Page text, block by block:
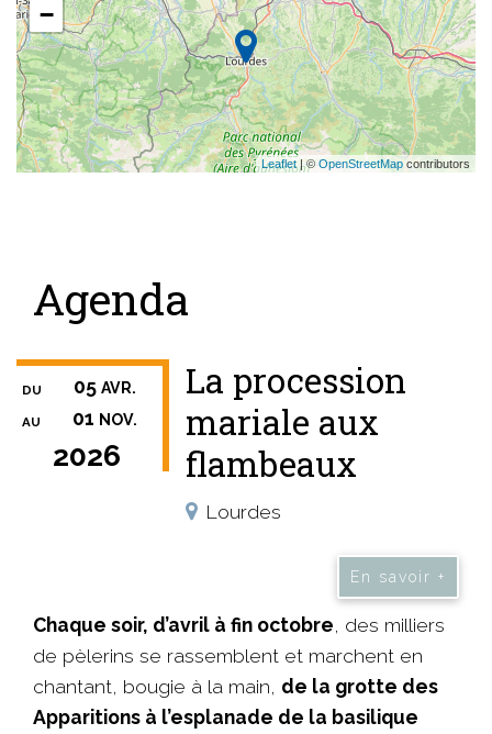
−
Leaflet| © OpenStreetMapcontributors
Agenda
DU 05 AVR.
AU 01 NOV.
2026
La procession
mariale aux
flambeaux
Lourdes
En savoir +
Chaque soir, d’avril à fin octobre, des milliers
de pèlerins se rassemblent et marchent en
chantant, bougie à la main, de la grotte des
Apparitions à l’esplanade de la basilique